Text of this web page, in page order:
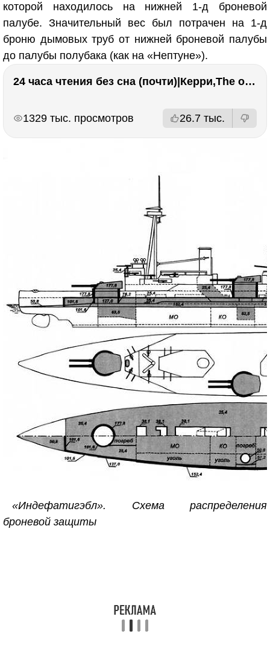
которой находилось на нижней 1-д броневой
палубе. Значительный вес был потрачен на 1-д
броню дымовых труб от нижней броневой палубы
до палубы полубака (как на «Нептуне»).
24 часа чтения без сна (почти)|Керри,The one единственный, Адвокат дьявола
1329 тыс. просмотров 26.7 тыс.
«Индефатигэбл». Схема распределения
броневой защиты